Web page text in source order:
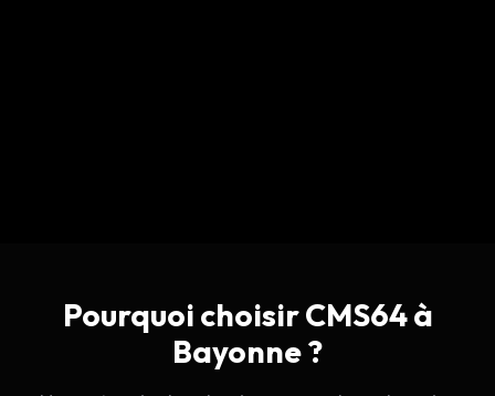
Pourquoi choisir CMS64 à
Bayonne ?